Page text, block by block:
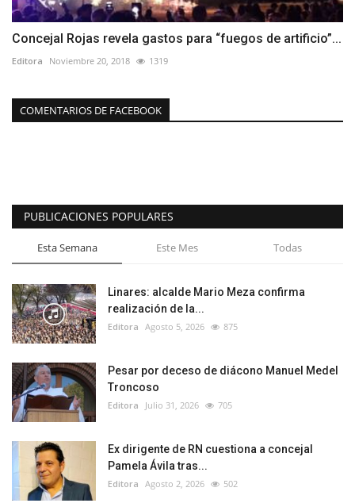
Concejal Rojas revela gastos para “fuegos de artificio”...
Editora Noviembre 20, 2018 1319
COMENTARIOS DE FACEBOOK
PUBLICACIONES POPULARES
Esta Semana Este Mes Todas
Linares: alcalde Mario Meza confirma
realización de la...
Editora Agosto 5, 2026 875
Pesar por deceso de diácono Manuel Medel
Troncoso
Editora Julio 31, 2026 705
Ex dirigente de RN cuestiona a concejal
Pamela Ávila tras...
Editora Agosto 2, 2026 502